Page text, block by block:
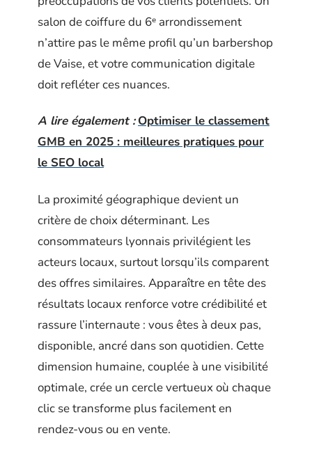
salon de coiffure du 6ᵉ arrondissement
n’attire pas le même profil qu’un barbershop
de Vaise, et votre communication digitale
doit refléter ces nuances.
A lire également : Optimiser le classement
GMB en 2025 : meilleures pratiques pour
le SEO local
La proximité géographique devient un
critère de choix déterminant. Les
consommateurs lyonnais privilégient les
acteurs locaux, surtout lorsqu’ils comparent
des offres similaires. Apparaître en tête des
résultats locaux renforce votre crédibilité et
rassure l’internaute : vous êtes à deux pas,
disponible, ancré dans son quotidien. Cette
dimension humaine, couplée à une visibilité
optimale, crée un cercle vertueux où chaque
clic se transforme plus facilement en
rendez-vous ou en vente.